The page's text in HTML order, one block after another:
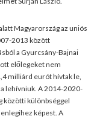
Magyarország az uniós
2013 között
a Gyurcsány-Bajnai
előlegeket nem
milliárd eurót hívtak le,
lehívniuk. A 2014-2020-
közötti különbséggel
képest. A